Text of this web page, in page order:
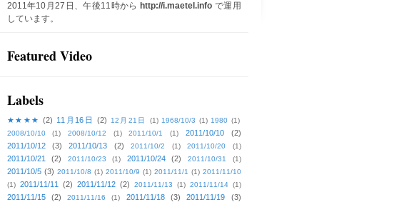
2011年10月27日、午後11時から http://i.maetel.info で運用
しています。
Featured Video
Labels
★★★★ (2) 11月16日 (2) 12月21日 (1) 1968/10/3 (1) 1980 (1)
2008/10/10
(1) 2008/10/12 (1) 2011/10/1 (1) 2011/10/10
(2)
2011/10/12
(3) 2011/10/13 (2) 2011/10/2 (1) 2011/10/20 (1)
2011/10/21 (2) 2011/10/23 (1) 2011/10/24 (2) 2011/10/31 (1)
2011/10/5 (3) 2011/10/8 (1) 2011/10/9 (1) 2011/11/1 (1) 2011/11/10
(1) 2011/11/11 (2) 2011/11/12 (2) 2011/11/13 (1) 2011/11/14 (1)
2011/11/15 (2) 2011/11/16 (1) 2011/11/18 (3) 2011/11/19
(3)